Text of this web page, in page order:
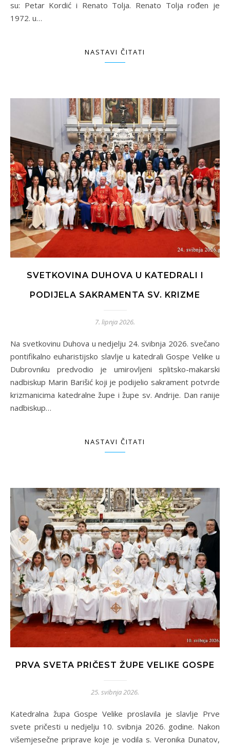
su: Petar Kordić i Renato Tolja. Renato Tolja rođen je
1972. u…
NASTAVI ČITATI
SVETKOVINA DUHOVA U KATEDRALI I
PODIJELA SAKRAMENTA SV. KRIZME
7. lipnja 2026.
Na svetkovinu Duhova u nedjelju 24. svibnja 2026. svečano
pontifikalno euharistijsko slavlje u katedrali Gospe Velike u
Dubrovniku predvodio je umirovljeni splitsko-makarski
nadbiskup Marin Barišić koji je podijelio sakrament potvrde
krizmanicima katedralne župe i župe sv. Andrije. Dan ranije
nadbiskup…
NASTAVI ČITATI
PRVA SVETA PRIČEST ŽUPE VELIKE GOSPE
25. svibnja 2026.
Katedralna župa Gospe Velike proslavila je slavlje Prve
svete pričesti u nedjelju 10. svibnja 2026. godine. Nakon
višemjesečne priprave koje je vodila s. Veronika Dunatov,